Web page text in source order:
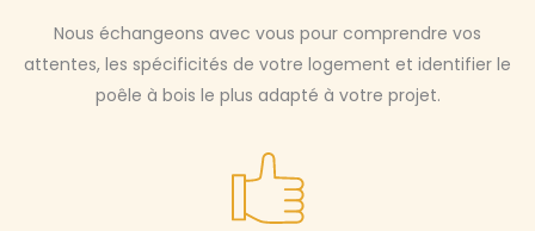
Nous échangeons avec vous pour comprendre vos
attentes, les spécificités de votre logement et identifier le
poêle à bois le plus adapté à votre projet.